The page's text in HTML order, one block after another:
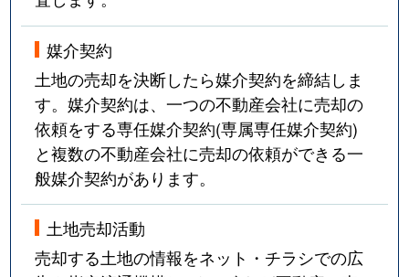
媒介契約
土地の売却を決断したら媒介契約を締結しま
す。媒介契約は、一つの不動産会社に売却の
依頼をする専任媒介契約(専属専任媒介契約)
と複数の不動産会社に売却の依頼ができる一
般媒介契約があります。
土地売却活動
売却する土地の情報をネット・チラシでの広